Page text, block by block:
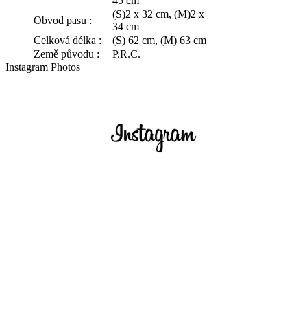
Obvod pasu :
(S)2 x 32 cm, (M)2 x
34 cm
Celková délka :
(S) 62 cm, (M) 63 cm
Země původu :
P.R.C.
Instagram Photos